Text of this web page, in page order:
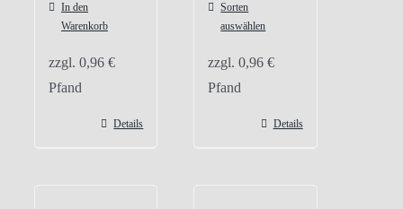
In den
Warenkorb
zzgl. 0,96 €
Pfand
Details
Sorten
auswählen
zzgl.0,96€
Pfand
Details